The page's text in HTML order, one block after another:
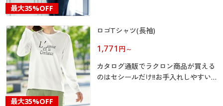
会員メニュー
マイページ
閲覧履歴
お気に入り
マイページ
閲覧履歴
お気に入り
サポート
最大35%OFF
ロゴTシャツ(長袖)
最大35%OFF
1,771 円 ～
カタログ通販でラクロン商品が買える
のはセシールだけ!!お手入れしやすい